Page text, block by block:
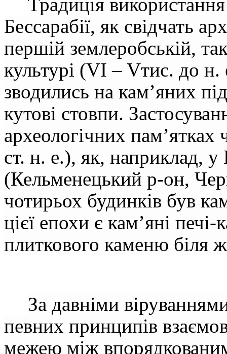
Бессарабії, як свідчать
першій землеробській,
культурі (VI – Vтис. до н.
зводились на кам’яних
кутові стовпи.
археологічних пам’ятках
ст. н. е.), як, наприклад,
(Кельменецький р-он,
чотирьох будинків був
цієї епохи є кам’яні
плиткового каменю біля
За давніми
певних принципів
межею між